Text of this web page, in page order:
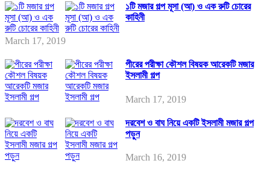
১টি মজার গল্প মূসা (আ) ও এক রুটি চোরের
কাহিনী
March 17, 2019
পীরের পরীক্ষা কৌশল বিষয়ক আরেকটি মজার
ইসলামী গল্প
March 17, 2019
দরবেশ ও বাঘ নিয়ে একটি ইসলামী মজার গল্প
পড়ুন
March 16, 2019